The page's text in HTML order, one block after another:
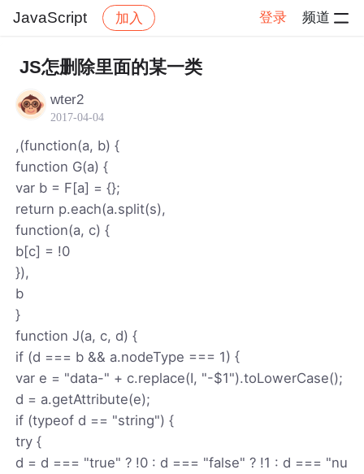
JavaScript 加入 登录 频道
社区 JavaScript 帖子详情
JS怎删除里面的某一类
wter2
2017-04-04
,(function(a, b) {
function G(a) {
var b = F[a] = {};
return p.each(a.split(s),
function(a, c) {
b[c] = !0
}),
b
}
function J(a, c, d) {
if (d === b && a.nodeType === 1) {
var e = "data-" + c.replace(I, "-$1").toLowerCase();
d = a.getAttribute(e);
if (typeof d == "string") {
try {
d = d === "true" ? !0 : d === "false" ? !1 : d === "nu